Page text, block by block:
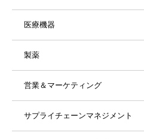
医療機器
製薬
営業＆マーケティング
サプライチェーンマネジメント